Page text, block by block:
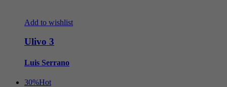
Add to wishlist
Ulivo 3
Luis Serrano
30%Hot